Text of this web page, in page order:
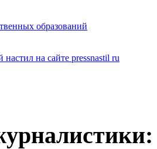
образований
на сайте pressnastil ru